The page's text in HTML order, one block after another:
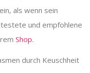
als wenn sein
und empfohlene
Shop.
durch Keuschheit